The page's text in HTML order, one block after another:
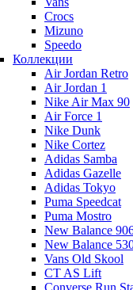
Crocs
Mizuno
Speedo
Коллекции
Air Jordan Retro
Air Jordan 1
Nike Air Max 90
Air Force 1
Nike Dunk
Nike Cortez
Adidas Samba
Adidas Gazelle
Adidas Tokyo
Puma Speedcat
Puma Mostro
New Balance
New Balance
Vans Old Skool
CT AS Lift
Converse Run